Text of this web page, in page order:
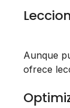
Aunque
ofrece